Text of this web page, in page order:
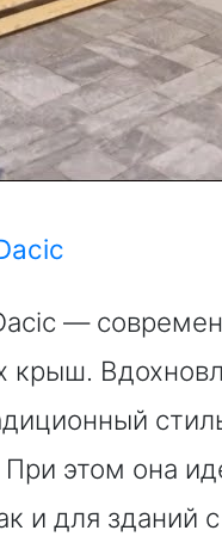
—
крыш.
этом она
и для зданий